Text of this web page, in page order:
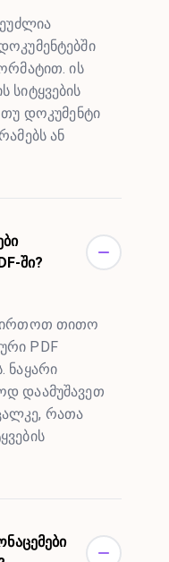
ის
სიტყვების
დოკუმენტი
ან
ში?
თითო
PDF
ნაყარი
დაამუშავეთ
რათა